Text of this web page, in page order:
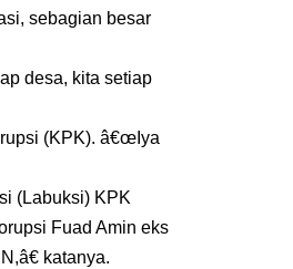
sebagian besar
desa, kita setiap
(KPK). â€œIya
(Labuksi) KPK
Fuad Amin eks
katanya.